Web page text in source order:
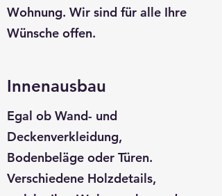
Wohnung. Wir sind für alle Ihre
Wünsche offen.
Innenausbau
Egal ob Wand- und
Deckenverkleidung,
Bodenbeläge oder Türen.
Verschiedene Holzdetails,